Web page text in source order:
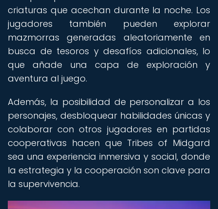
criaturas que acechan durante la noche. Los
jugadores también pueden explorar
mazmorras generadas aleatoriamente en
busca de tesoros y desafíos adicionales, lo
que añade una capa de exploración y
aventura al juego.
Además, la posibilidad de personalizar a los
personajes, desbloquear habilidades únicas y
colaborar con otros jugadores en partidas
cooperativas hacen que Tribes of Midgard
sea una experiencia inmersiva y social, donde
la estrategia y la cooperación son clave para
la supervivencia.